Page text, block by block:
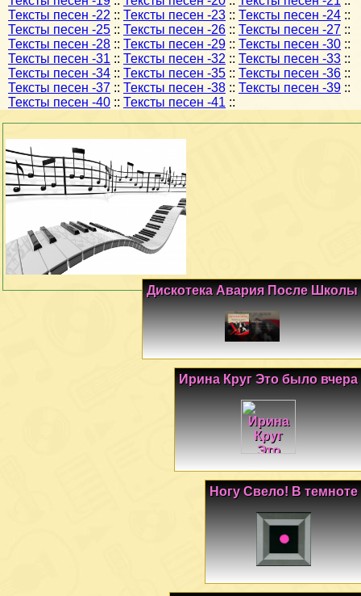
Тексты песен -22 :: Тексты песен -23 :: Тексты песен -24 ::
Тексты песен -25 :: Тексты песен -26 :: Тексты песен -27 ::
Тексты песен -28 :: Тексты песен -29 :: Тексты песен -30 ::
Тексты песен -31 :: Тексты песен -32 :: Тексты песен -33 ::
Тексты песен -34 :: Тексты песен -35 :: Тексты песен -36 ::
Тексты песен -37 :: Тексты песен -38 :: Тексты песен -39 ::
Тексты песен -40 :: Тексты песен -41 ::
Дискотека Авария После Школы
Ирина Круг Это было вчера
Ногу Свело! В темноте